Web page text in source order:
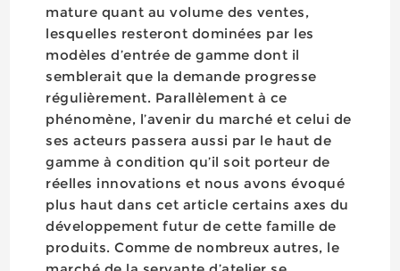
mature quant au volume des ventes,
lesquelles resteront dominées par les
modèles d’entrée de gamme dont il
semblerait que la demande progresse
régulièrement. Parallèlement à ce
phénomène, l’avenir du marché et celui de
ses acteurs passera aussi par le haut de
gamme à condition qu’il soit porteur de
réelles innovations et nous avons évoqué
plus haut dans cet article certains axes du
développement futur de cette famille de
produits. Comme de nombreux autres, le